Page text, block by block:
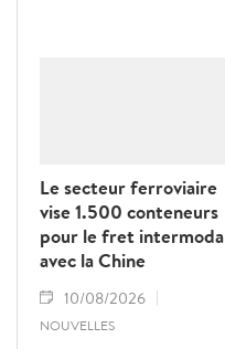
Le secteur ferroviaire
vise 1.500 conteneurs
pour le fret
avec la Chine
10/08/2026
NOUVELLES